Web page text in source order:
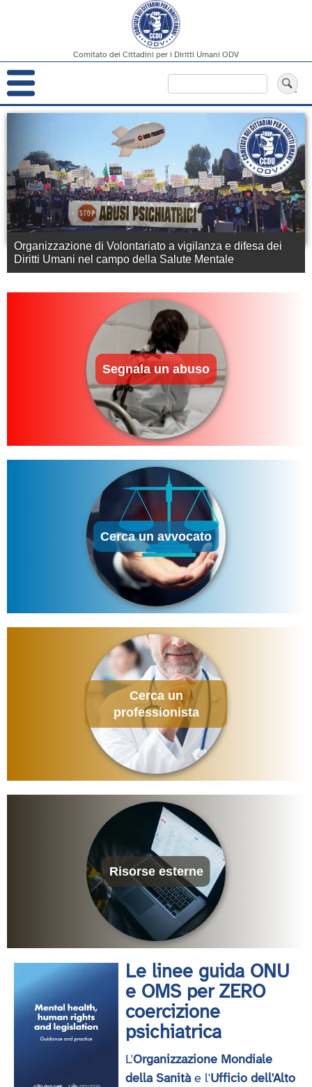
Salta
contenuto
principale
Comitato dei Cittadini per i Diritti Umani ODV
Navigazione
principale
Organizzazione di Volontariato a vigilanza e difesa dei
Diritti Umani nel campo della Salute Mentale
Segnala un abuso
Cerca un avvocato
Cerca un
professionista
Risorse esterne
Le linee guida ONU
e OMS per ZERO
coercizione
psichiatrica
L'Organizzazione Mondiale
della Sanitàe l'Ufficio dell'Alto